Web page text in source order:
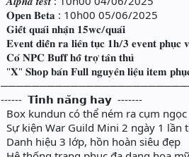
𝐎𝐩𝐞𝐧 𝐁𝐞𝐭𝐚 : 10h00 05/06/2025
𝐆𝐢𝐞̂́𝐭 𝐪𝐮𝐚́𝐢 𝐧𝐡𝐚̣̂𝐧 𝟏𝟓𝐰𝐜/𝐪𝐮𝐚́𝐢
𝐄𝐯𝐞𝐧𝐭 𝐝𝐢𝐞̂̃𝐧 𝐫𝐚 𝐥𝐢𝐞̂𝐧 𝐭𝐮̣𝐜 𝟏𝐡/𝟑 𝐞𝐯𝐞𝐧𝐭 𝐩𝐡𝐮̣𝐜
𝐂𝐨́ 𝐍𝐏𝐂 𝐁𝐮𝐟𝐟 𝐡𝐨̂̃ 𝐭𝐫𝐨̛̣ 𝐭𝐚̂𝐧 𝐭𝐡𝐮̉
"𝐗" 𝐒𝐡𝐨𝐩 𝐛𝐚́𝐧 𝐅𝐮𝐥𝐥 𝐧𝐠𝐮𝐲𝐞̂𝐧 𝐥𝐢𝐞̣̂𝐮 𝐢𝐭𝐞𝐦
------ 𝗧𝗶́𝗻𝗵 𝗻𝗮̆𝗻𝗴 𝗵𝗮𝘆 -------
Box kundun có thể ném ra cụm ngọc
Sự kiện War Guild Mini 2 ngày 1 lần
Danh hiệu 3 lớp, hồn hoàn siêu đẹp